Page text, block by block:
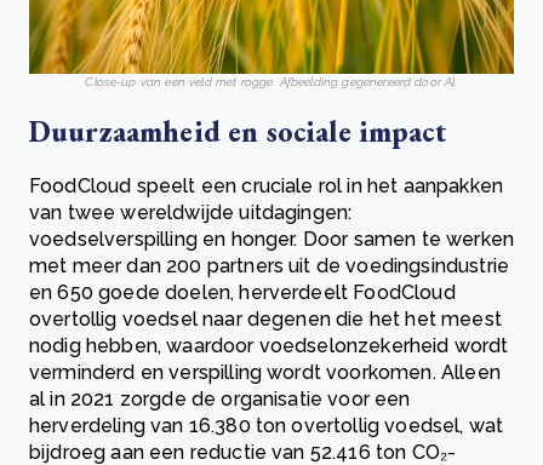
Close-up van een veld met rogge. Afbeelding gegenereerd door AI.
Duurzaamheid en sociale impact
FoodCloud speelt een cruciale rol in het aanpakken
van twee wereldwijde uitdagingen:
voedselverspilling en honger. Door samen te werken
met meer dan 200 partners uit de voedingsindustrie
en 650 goede doelen, herverdeelt FoodCloud
overtollig voedsel naar degenen die het het meest
nodig hebben, waardoor voedselonzekerheid wordt
verminderd en verspilling wordt voorkomen. Alleen
al in 2021 zorgde de organisatie voor een
herverdeling van 16.380 ton overtollig voedsel, wat
bijdroeg aan een reductie van 52.416 ton CO₂-